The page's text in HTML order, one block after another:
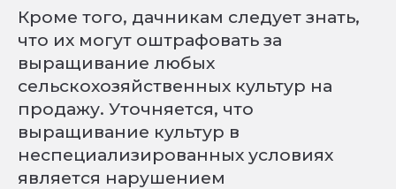
Кроме того, дачникам следует знать,
что их могут оштрафовать за
выращивание любых
сельскохозяйственных культур на
продажу. Уточняется, что
выращивание культур в
неспециализированных условиях
является нарушением